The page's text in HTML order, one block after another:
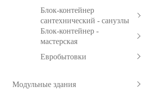
Блок-контейнер
сантехнический - санузлы
Блок-контейнер -
мастерская
Евробытовки
Модульные здания